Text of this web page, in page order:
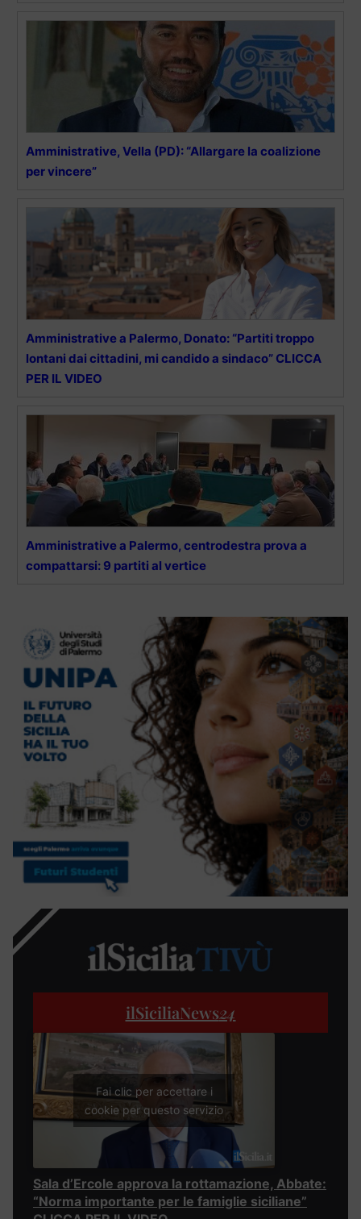
Amministrative, Vella (PD): “Allargare la coalizione
per vincere”
Amministrative a Palermo, Donato: “Partiti troppo
lontani dai cittadini, mi candido a sindaco” CLICCA
PER IL VIDEO
Amministrative a Palermo, centrodestra prova a
compattarsi: 9 partiti al vertice
ilSiciliaNews24
Fai clic per accettare i
cookie per questo servizio
Sala d’Ercole approva la rottamazione, Abbate:
“Norma importante per le famiglie siciliane”